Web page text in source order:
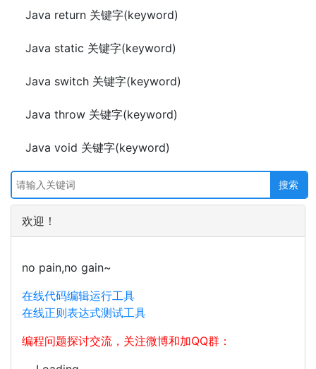
Java return 关键字(keyword)
Java static 关键字(keyword)
Java switch 关键字(keyword)
Java throw 关键字(keyword)
Java void 关键字(keyword)
欢迎！
no pain,no gain~
在线代码编辑运行工具
在线正则表达式测试工具
编程问题探讨交流，关注微博和加QQ群：